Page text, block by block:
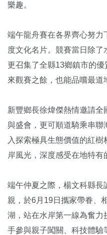
樂趣。
端午龍舟賽在各界齊心努
度文化名片。競賽當日除
更召集了全縣13鄉鎮市的
來觀賽之餘，也能品嚐最道
新豐鄉長徐煒傑熱情邀請
與盛會，更可順道騎乘串聯
入探索極具生態價值的紅
岸風光，深度感受在地特有
端午仲夏之際，楊文科縣
親，於6月19日攜家帶眷、
湖，站在水岸第一線為奮
手參與親子闖關、科技體